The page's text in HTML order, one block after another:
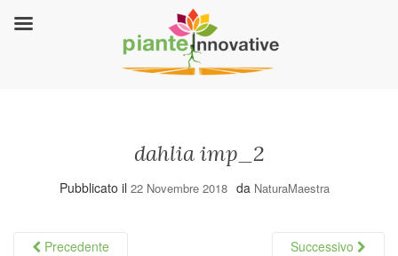
dahlia imp_2
Pubblicato il 22 Novembre 2018 da NaturaMaestra
Precedente Successivo